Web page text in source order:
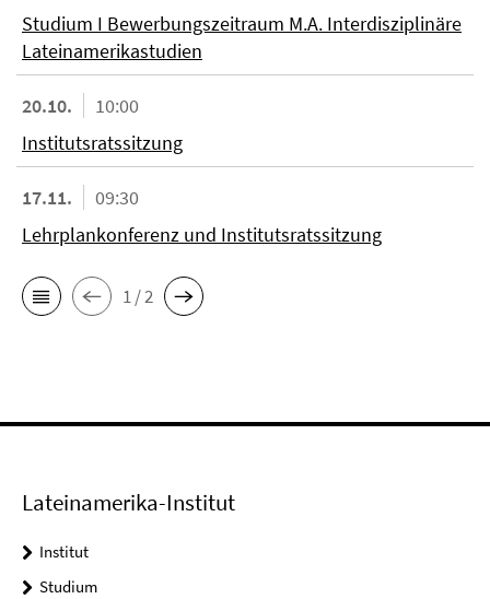
Studium I Bewerbungszeitraum M.A. Interdisziplinäre
Lateinamerikastudien
20.10.
10:00
Institutsratssitzung
17.11.
09:30
Lehrplankonferenz und Institutsratssitzung
1 / 2
Lateinamerika-Institut
Institut
Studium